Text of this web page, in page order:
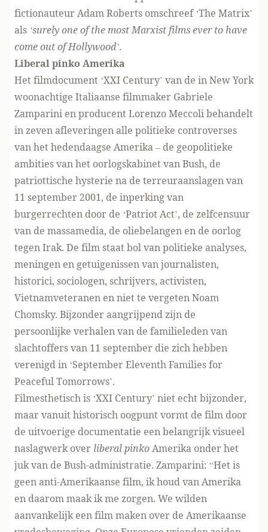
fictionauteur Adam Roberts omschreef ‘The Matrix’
als ‘surely one of the most Marxist films ever to have
come out of Hollywood’.
Liberal pinko Amerika
Het filmdocument ‘XXI Century’ van de in New York
woonachtige Italiaanse filmmaker Gabriele
Zamparini en producent Lorenzo Meccoli behandelt
in zeven afleveringen alle politieke controverses
van het hedendaagse Amerika – de geopolitieke
ambities van het oorlogskabinet van Bush, de
patriottische hysterie na de terreuraanslagen van
11 september 2001, de inperking van
burgerrechten door de ‘Patriot Act’, de zelfcensuur
van de massamedia, de oliebelangen en de oorlog
tegen Irak. De film staat bol van politieke analyses,
meningen en getuigenissen van journalisten,
historici, sociologen, schrijvers, activisten,
Vietnamveteranen en niet te vergeten Noam
Chomsky. Bijzonder aangrijpend zijn de
persoonlijke verhalen van de familieleden van
slachtoffers van 11 september die zich hebben
verenigd in ‘September Eleventh Families for
Peaceful Tomorrows’.
Filmesthetisch is ‘XXI Century’ niet echt bijzonder,
maar vanuit historisch oogpunt vormt de film door
de uitvoerige documentatie een belangrijk visueel
naslagwerk over liberal pinkoAmerika onder het
juk van de Bush-administratie. Zamparini: “Het is
geen anti-Amerikaanse film, ik houd van Amerika
en daarom maak ik me zorgen. We wilden
aanvankelijk een film maken over de Amerikaanse